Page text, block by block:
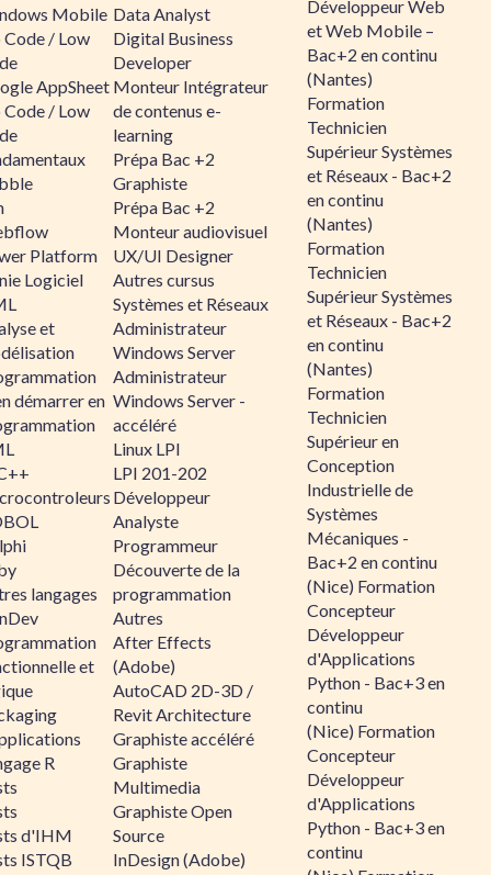
Mobile
/ Low
AppSheet
/ Low
Platform
Logiciel
et
démarrer en
langages
et
R
d'IHM
ISTQB
Data Analyst
Digital Business
Developer
Monteur Intégrateur
de contenus e-
learning
Prépa Bac +2
Graphiste
Prépa Bac +2
Monteur audiovisuel
UX/UI Designer
Autres cursus
Systèmes et Réseaux
Administrateur
Windows Server
Administrateur
Windows Server -
accéléré
Linux LPI
LPI 201-202
Développeur
Analyste
Programmeur
Découverte de la
programmation
Autres
After Effects
(Adobe)
AutoCAD 2D-3D /
Revit Architecture
Graphiste accéléré
Graphiste
Multimedia
Graphiste Open
Source
InDesign (Adobe)
Développeur Web
et Web Mobile –
Bac+2 en continu
(Nantes)
Formation
Technicien
Supérieur Systèmes
et Réseaux - Bac+2
en continu
(Nantes)
Formation
Technicien
Supérieur Systèmes
et Réseaux - Bac+2
en continu
(Nantes)
Formation
Technicien
Supérieur en
Conception
Industrielle de
Systèmes
Mécaniques -
Bac+2 en continu
(Nice) Formation
Concepteur
Développeur
d'Applications
Python - Bac+3 en
continu
(Nice) Formation
Concepteur
Développeur
d'Applications
Python - Bac+3 en
continu